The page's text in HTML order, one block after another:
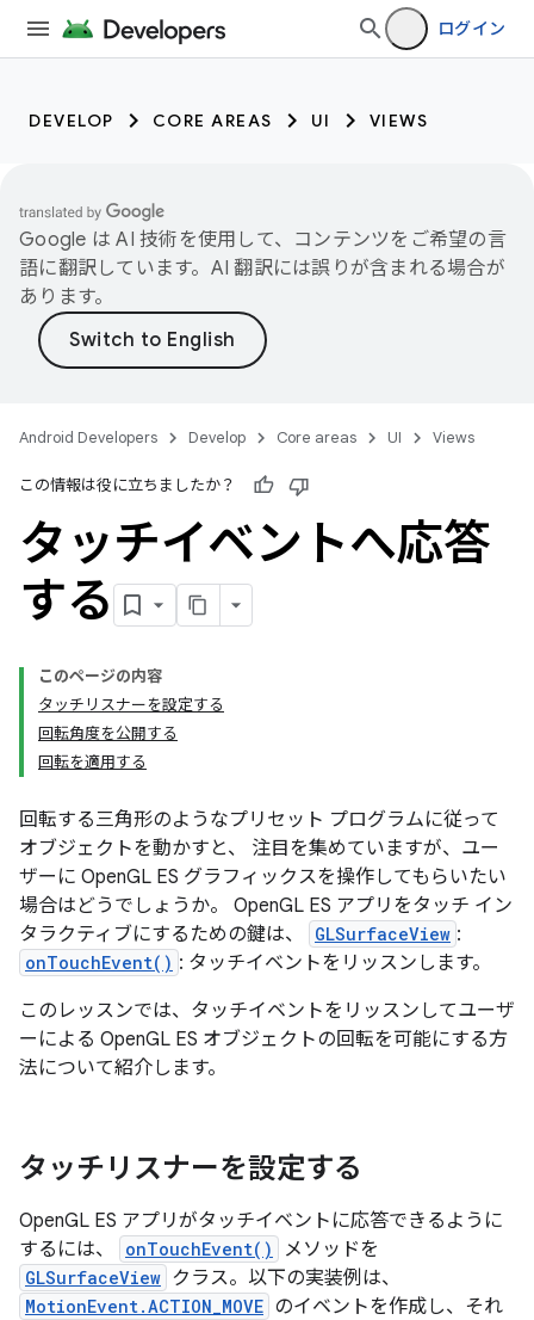
ログイン
DEVELOP CORE AREAS UI VIEWS
Google は AI 技術を使用して、コンテンツをご希望の言
語に翻訳しています。AI 翻訳には誤りが含まれる場合が
あります。
Android Developers Develop Core areas UI Views
この情報は役に立ちましたか？
タッチイベントへ応答
する
このページの内容
タッチリスナーを設定する
回転角度を公開する
回転を適用する
回転する三角形のようなプリセット プログラムに従って
オブジェクトを動かすと、 注目を集めていますが、ユー
ザーに OpenGL ES グラフィックスを操作してもらいたい
場合はどうでしょうか。 OpenGL ES アプリをタッチ イン
タラクティブにするための鍵は、
GLSurfaceView :
onTouchEvent() : タッチイベントをリッスンします。
このレッスンでは、タッチイベントをリッスンしてユーザ
ーによる OpenGL ES オブジェクトの回転を可能にする方
法について紹介します。
タッチリスナーを設定する
OpenGL ES アプリがタッチイベントに応答できるように
するには、
onTouchEvent() メソッドを
GLSurfaceView クラス。以下の実装例は、
MotionEvent.ACTION_MOVE のイベントを作成し、それ